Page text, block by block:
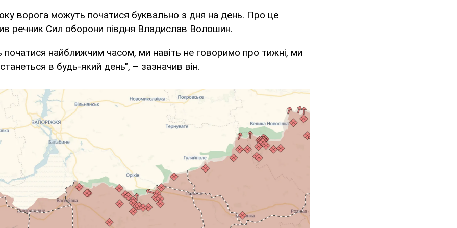
ворога можуть початися буквально з дня на день. Про це
речник Сил оборони півдня Владислав Волошин.
найближчим часом, ми навіть не говоримо про тижні, ми
в будь-який день", – зазначив він.